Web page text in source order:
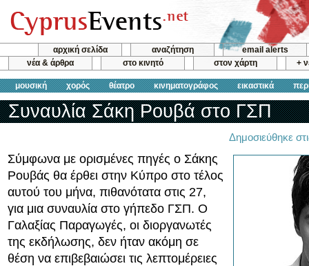
αρχική σελίδα αναζήτηση
email alerts
νέα & άρθρα
στο κινητό στον χάρτη +
μουσική χορός θέατρο κινηματογράφος εικαστικά
Συναυλία Σάκη Ρουβά στο ΓΣΠ
Δημοσιεύθηκε
Σύμφωνα με ορισμένες πηγές o Σάκης
Ρουβάς θα έρθει στην Κύπρο στο τέλος
αυτού του μήνα, πιθανότατα στις 27,
για μια συναυλία στο γήπεδο ΓΣΠ. Ο
Γαλαξίας Παραγωγές, οι διοργανωτές
της εκδήλωσης, δεν ήταν ακόμη σε
θέση να επιβεβαιώσει τις λεπτομέρειες